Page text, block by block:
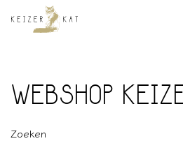
WEBSHOP
Zoeken